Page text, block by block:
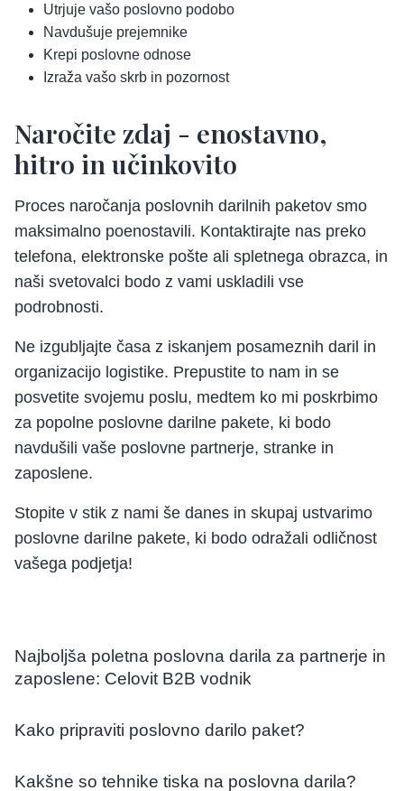
Utrjuje vašo poslovno podobo
Navdušuje prejemnike
Krepi poslovne odnose
Izraža vašo skrb in pozornost
Naročite zdaj - enostavno,
hitro in učinkovito
Proces naročanja poslovnih darilnih paketov smo
maksimalno poenostavili. Kontaktirajte nas preko
telefona, elektronske pošte ali spletnega obrazca, in
naši svetovalci bodo z vami uskladili vse
podrobnosti.
Ne izgubljajte časa z iskanjem posameznih daril in
organizacijo logistike. Prepustite to nam in se
posvetite svojemu poslu, medtem ko mi poskrbimo
za popolne poslovne darilne pakete, ki bodo
navdušili vaše poslovne partnerje, stranke in
zaposlene.
Stopite v stik z nami še danes in skupaj ustvarimo
poslovne darilne pakete, ki bodo odražali odličnost
vašega podjetja!
Najboljša poletna poslovna darila za partnerje in
zaposlene: Celovit B2B vodnik
Kako pripraviti poslovno darilo paket?
Kakšne so tehnike tiska na poslovna darila?